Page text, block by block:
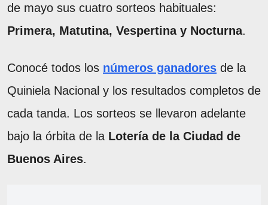
de mayo sus cuatro sorteos habituales:
Primera, Matutina, Vespertina y Nocturna.
Conocé todos los números ganadores de la
Quiniela Nacional y los resultados completos de
cada tanda. Los sorteos se llevaron adelante
bajo la órbita de la Lotería de la Ciudad de
Buenos Aires.